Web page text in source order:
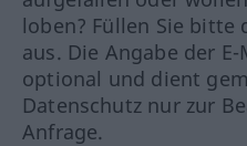
loben? Füllen Sie bitte
aus. Die Angabe der
optional und dient
Datenschutz nur zur
Anfrage.